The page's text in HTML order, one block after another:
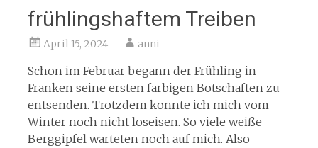
frühlingshaftem Treiben
April 15, 2024 anni
Schon im Februar begann der Frühling in
Franken seine ersten farbigen Botschaften zu
entsenden. Trotzdem konnte ich mich vom
Winter noch nicht loseisen. So viele weiße
Berggipfel warteten noch auf mich. Also